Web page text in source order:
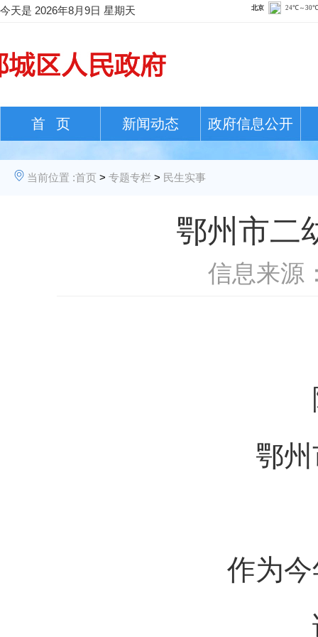
今天是 2026年8月9日 星期天
首 页 新闻动态 政府信息公开
当前位置 :首页 > 专题专栏 > 民生实事
鄂州市二
信息来源
鄂
作为